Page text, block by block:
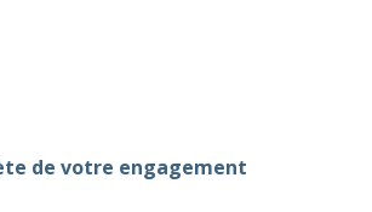
de votre engagement